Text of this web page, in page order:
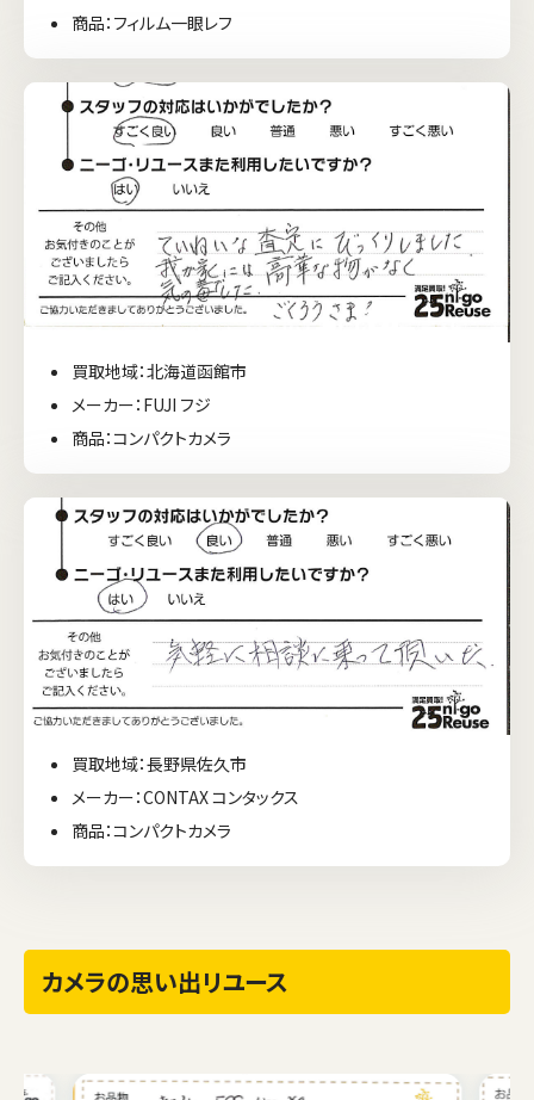
商品：フィルム一眼レフ
買取地域：北海道函館市
メーカー：FUJI フジ
商品：コンパクトカメラ
買取地域：長野県佐久市
メーカー：CONTAX コンタックス
商品：コンパクトカメラ
カメラの思い出リユース